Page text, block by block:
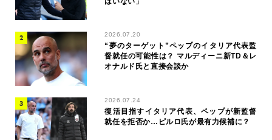
2026.07.20
“夢のターゲット”ペップのイタリア代表監
督就任の可能性は？ マルディーニ新TD＆レ
オナルド氏と直接会談か
2026.07.24
復活目指すイタリア代表、ペップが新監督
就任を拒否か…ピルロ氏が最有力候補に？